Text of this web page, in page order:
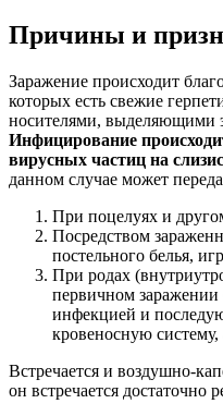
Причины и
Заражение происходит
которых есть свежие
носителями, выделяющими
Инфицирование
вирусных частиц на
данном случае может
При поцелуях и
Посредством
постельного белья,
При родах
первичном заражении
инфекцией и
кровеносную
Встречается и воздушно-
он встречается достаточно